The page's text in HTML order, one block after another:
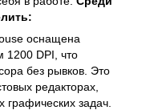
оснащена
1200 DPI, что
без рывков. Это
редакторах,
задач.